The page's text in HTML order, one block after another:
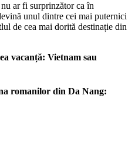
ar fi surprinzător ca în
unul dintre cei mai puternici
de cea mai dorită destinație din
vacanță: Vietnam sau
romanilor din Da Nang: